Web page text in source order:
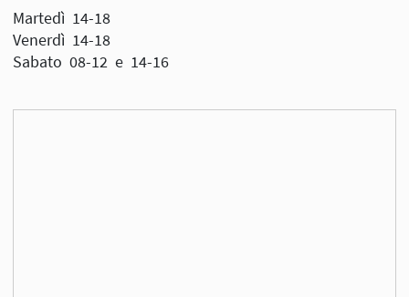
Martedì 14-18
Venerdì 14-18
Sabato 08-12 e 14-16